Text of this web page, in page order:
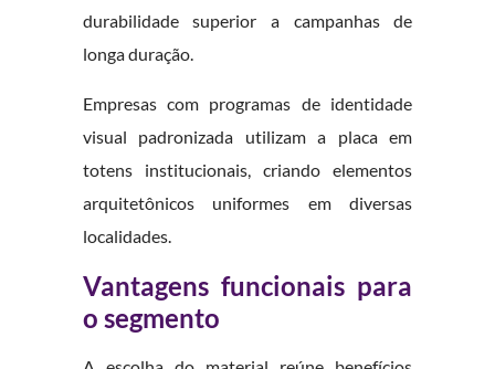
durabilidade superior a campanhas de
longa duração.
Empresas com programas de identidade
visual padronizada utilizam a placa em
totens institucionais, criando elementos
arquitetônicos uniformes em diversas
localidades.
Vantagens funcionais para
o segmento